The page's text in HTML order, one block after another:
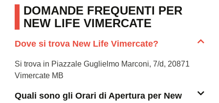
DOMANDE FREQUENTI PER
NEW LIFE VIMERCATE
Dove si trova New Life Vimercate?
Si trova in Piazzale Guglielmo Marconi, 7/d, 20871
Vimercate MB
Quali sono gli Orari di Apertura per New